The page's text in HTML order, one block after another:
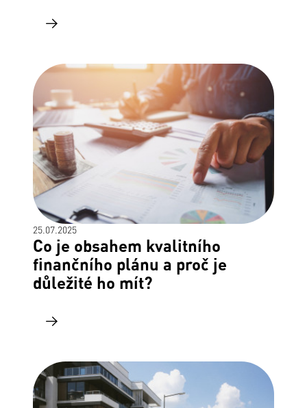
25.07.2025
Co je obsahem kvalitního
finančního plánu a proč je
důležité ho mít?